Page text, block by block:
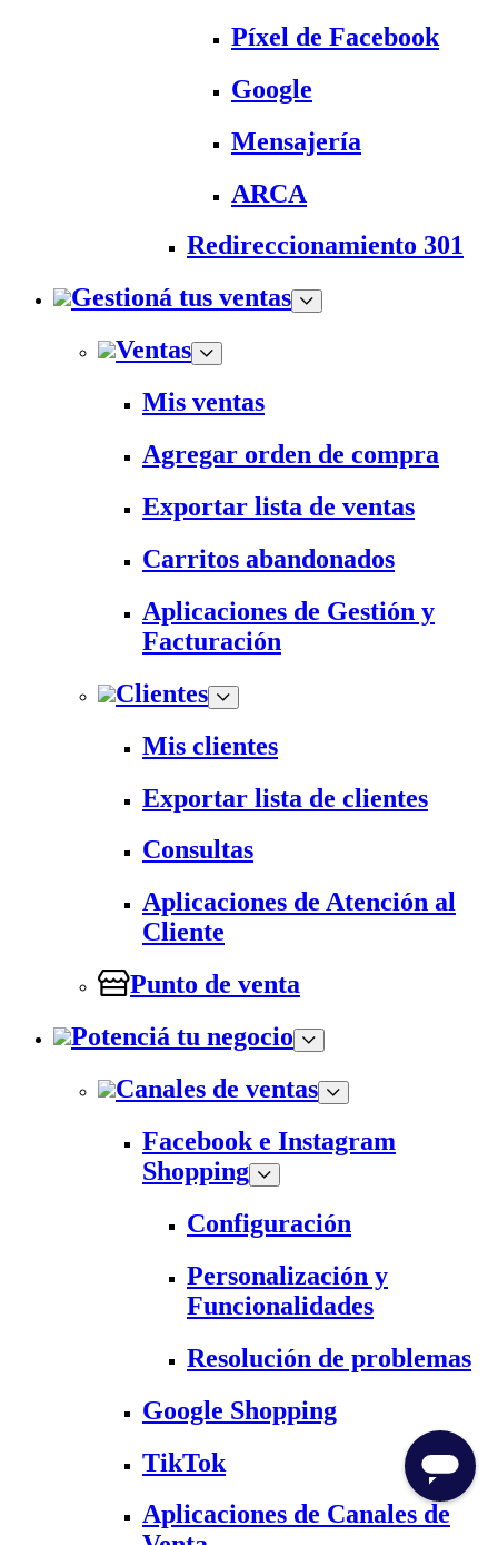
Píxel de Facebook
Google
Mensajería
ARCA
Redireccionamiento 301
Gestioná tus ventas
Ventas
Mis ventas
Agregar orden de compra
Exportar lista de ventas
Carritos abandonados
Aplicaciones de Gestión y
Facturación
Clientes
Mis clientes
Exportar lista de clientes
Consultas
Aplicaciones de Atención al
Cliente
Punto de venta
Potenciá tu negocio
Canales de ventas
Facebook e Instagram
Shopping
Configuración
Personalización y
Funcionalidades
Resolución de problemas
Google Shopping
TikTok
Aplicaciones de Canales de